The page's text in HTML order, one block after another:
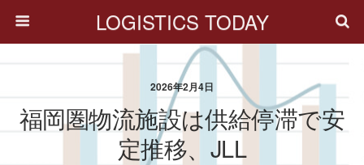
LOGISTICS TODAY
2026年2月4日
福岡圏物流施設は供給停滞で安
定推移、JLL